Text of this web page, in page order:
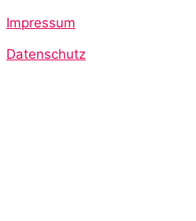
Impressum
Datenschutz